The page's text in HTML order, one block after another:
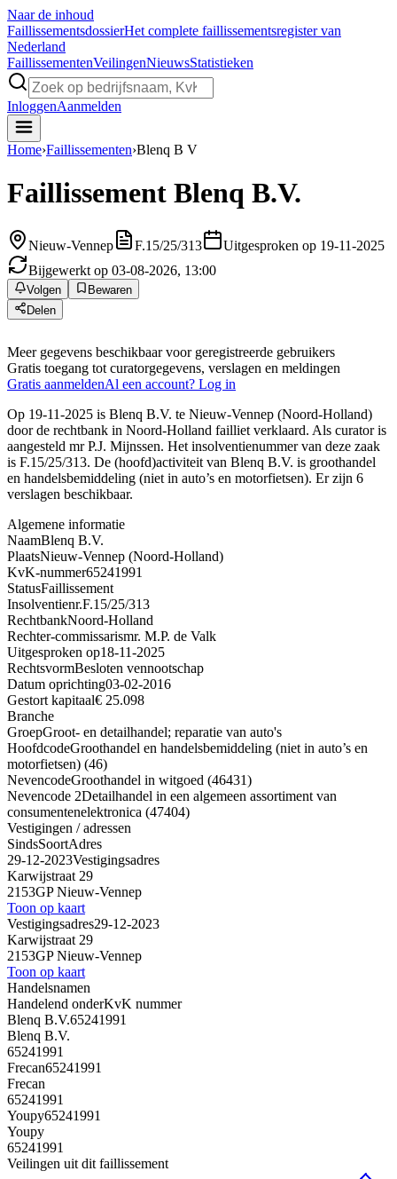
Naar de inhoud
FaillissementsdossierHet complete faillissementsregister van
Nederland
FaillissementenVeilingenNieuwsStatistieken
InloggenAanmelden
Home›Faillissementen›Blenq B V
Faillissement Blenq B.V.
Nieuw-Vennep F.15/25/313
Uitgesproken op 19-11-2025
Bijgewerkt op 03-08-2026, 13:00
Volgen
Bewaren
Delen
Meer gegevens beschikbaar voor geregistreerde gebruikers
Gratis toegang tot curatorgegevens, verslagen en meldingen
Gratis aanmeldenAl een account? Log in
Op 19-11-2025 is Blenq B.V. te Nieuw-Vennep (Noord-Holland)
door de rechtbank in Noord-Holland failliet verklaard. Als curator is
aangesteld mr P.J. Mijnssen. Het insolventienummer van deze zaak
is F.15/25/313. De (hoofd)activiteit van Blenq B.V. is groothandel
en handelsbemiddeling (niet in auto’s en motorfietsen). Er zijn 6
verslagen beschikbaar.
Algemene informatie
NaamBlenq B.V.
PlaatsNieuw-Vennep (Noord-Holland)
KvK-nummer65241991
StatusFaillissement
Insolventienr.F.15/25/313
RechtbankNoord-Holland
Rechter-commissarismr. M.P. de Valk
Uitgesproken op18-11-2025
RechtsvormBesloten vennootschap
Datum oprichting03-02-2016
Gestort kapitaal€ 25.098
Branche
GroepGroot- en detailhandel; reparatie van auto's
HoofdcodeGroothandel en handelsbemiddeling (niet in auto’s en
motorfietsen) (46)
NevencodeGroothandel in witgoed (46431)
Nevencode 2Detailhandel in een algemeen assortiment van
consumentenelektronica (47404)
Vestigingen / adressen
SindsSoortAdres
29-12-2023Vestigingsadres
Karwijstraat 29
2153GP Nieuw-Vennep
Toon op kaart
Vestigingsadres29-12-2023
Karwijstraat 29
2153GP Nieuw-Vennep
Toon op kaart
Handelsnamen
Handelend onderKvK nummer
Blenq B.V.65241991
Blenq B.V.
65241991
Frecan65241991
Frecan
65241991
Youpy65241991
Youpy
65241991
Veilingen uit dit faillissement